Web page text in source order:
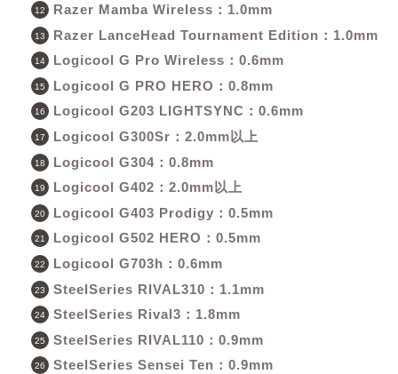
Razer Mamba Wireless：1.0mm
Razer LanceHead Tournament Edition：1.0mm
Logicool G Pro Wireless：0.6mm
Logicool G PRO HERO：0.8mm
Logicool G203 LIGHTSYNC：0.6mm
Logicool G300Sr：2.0mm以上
Logicool G304：0.8mm
Logicool G402：2.0mm以上
Logicool G403 Prodigy：0.5mm
Logicool G502 HERO：0.5mm
Logicool G703h：0.6mm
SteelSeries RIVAL310：1.1mm
SteelSeries Rival3：1.8mm
SteelSeries RIVAL110：0.9mm
SteelSeries Sensei Ten：0.9mm